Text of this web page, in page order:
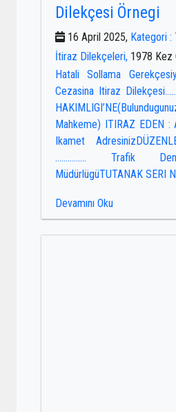
Dilekçesi Örnegi
16 April 2025, Kategori :
İtiraz Dilekçeleri, 1978 Kez
Hatali Sollama
Cezasina Itiraz
Mahkeme) ITIRAZ EDEN :
Ikamet
…………… Trafik
MüdürlügüTUTANAK SERI
Devamını Oku